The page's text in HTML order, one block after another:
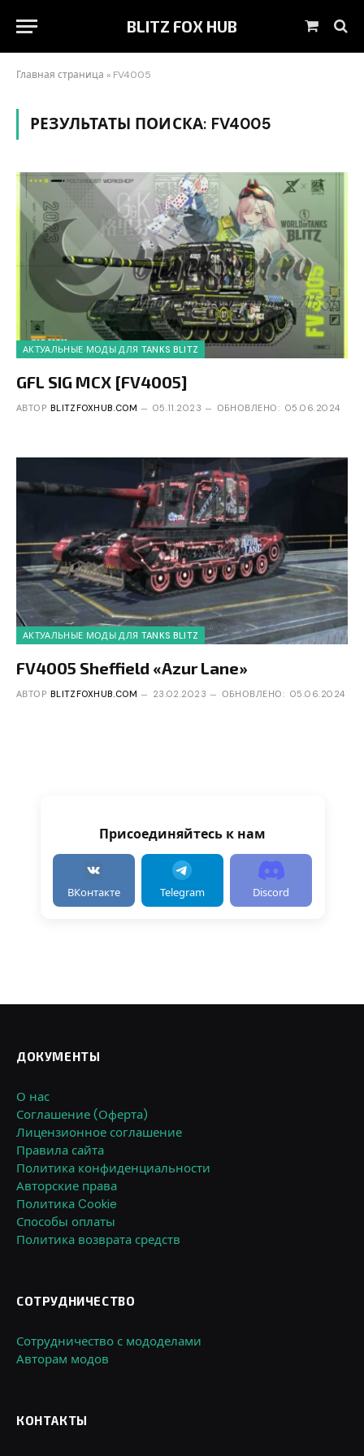
BLITZ FOX HUB Корзина
Главная страница » FV4005
РЕЗУЛЬТАТЫ ПОИСКА: FV4005
АКТУАЛЬНЫЕ МОДЫ ДЛЯ TANKS BLITZ
GFL SIG MCX [FV4005]
АВТОР BLITZFOXHUB.COM 05.11.2023 ОБНОВЛЕНО: 05.06.2024
АКТУАЛЬНЫЕ МОДЫ ДЛЯ TANKS BLITZ
FV4005 Sheffield «Azur Lane»
АВТОР BLITZFOXHUB.COM 23.02.2023 ОБНОВЛЕНО: 05.06.2024
Присоединяйтесь к нам
ВКонтакте Telegram Discord
ДОКУМЕНТЫ
О нас
Соглашение (Оферта)
Лицензионное соглашение
Правила сайта
Политика конфиденциальности
Авторские права
Политика Cookie
Способы оплаты
Политика возврата средств
СОТРУДНИЧЕСТВО
Сотрудничество с мододелами
Авторам модов
КОНТАКТЫ